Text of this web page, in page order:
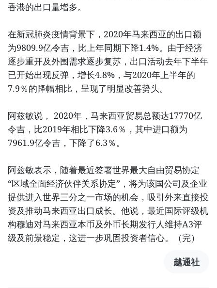
香港的出口量增多。
在新冠肺炎疫情背景下，2020年马来西亚的出口额
为9809.9亿令吉，比上年同期下降1.4%。由于经济
逐步重开及外围需求逐步复苏，出口活动去年下半年
已开始出现反弹，增长4.8%，与2020年上半年的
7.9％的降幅相比，呈现了明显改善势头。
阿兹敏说， 2020年，马来西亚贸易总额达17770亿
令吉，比2019年相比下降3.6％，其中进口额为
7961.9亿令吉，下降了6.3％。
阿兹敏表示，随着最近签署世界最大自由贸易协定
“区域全面经济伙伴关系协定”，将为该国公司及企业
提供进入世界三分之一市场的机会，吸引外来直接投
资及推动马来西亚出口成长。他说，最近国际评级机
构穆迪对马来西亚本币及外币长期发行人维持A3评
级及前景稳定，这进一步巩固投资者信心。（完）
越通社